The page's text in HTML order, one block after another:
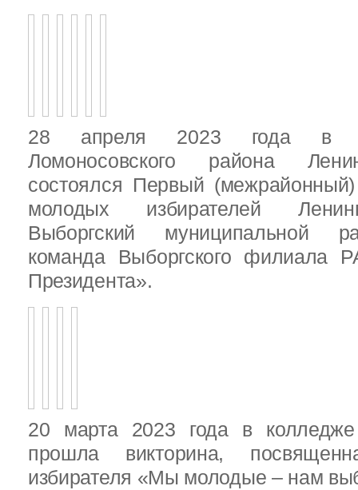
28 апреля 2023 года в
Ломоносовского района
состоялся Первый
молодых избирателей
Выборгский муниципальной
команда Выборгского филиала
Президента».
20 марта 2023 года в колледже
прошла викторина,
избирателя «Мы молодые – нам